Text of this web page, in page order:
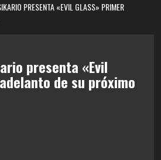
PRESENTA «EVIL GLASS» PRIMER
presenta «Evil
de su próximo